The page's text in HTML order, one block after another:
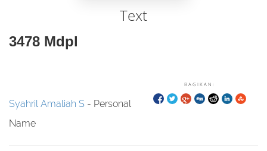
Text
3478 Mdpl
BAGIKAN:
Syahril Amaliah S - Personal
Name